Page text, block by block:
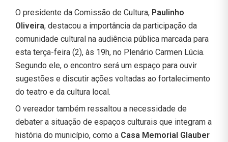
O presidente da Comissão de Cultura, Paulinho
Oliveira, destacou a importância da participação da
comunidade cultural na audiência pública marcada para
esta terça-feira (2), às 19h, no Plenário Carmen Lúcia.
Segundo ele, o encontro será um espaço para ouvir
sugestões e discutir ações voltadas ao fortalecimento
do teatro e da cultura local.
O vereador também ressaltou a necessidade de
debater a situação de espaços culturais que integram a
história do município, como a Casa Memorial Glauber